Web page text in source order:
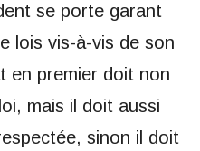
se porte garant
lois vis-à-vis de son
en premier doit non
mais il doit aussi
sinon il doit